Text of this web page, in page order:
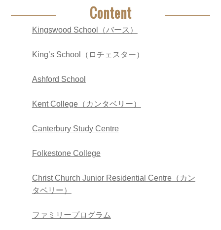
Content
Kingswood School（バース）
King’s School（ロチェスター）
Ashford School
Kent College（カンタベリー）
Canterbury Study Centre
Folkestone College
Christ Church Junior Residential Centre（カン
タベリー）
ファミリープログラム